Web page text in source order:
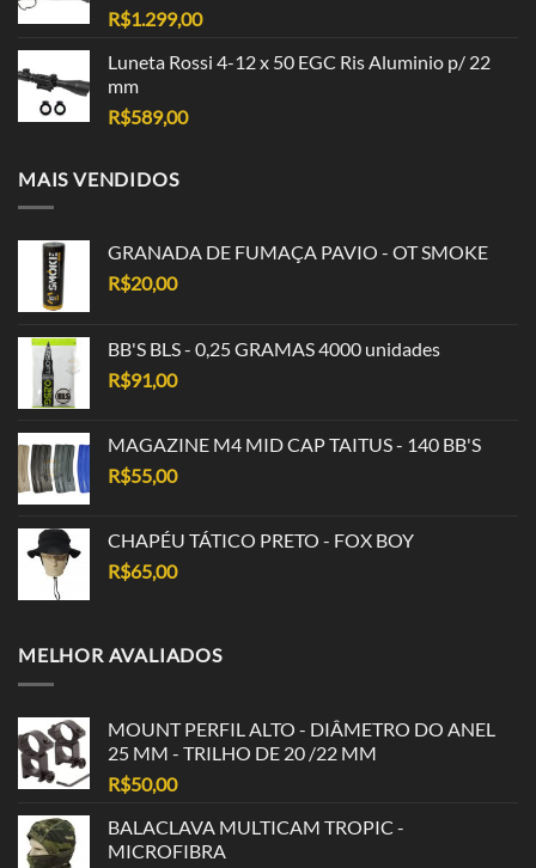
R$1.299,00
Luneta Rossi 4-12 x 50 EGC Ris Aluminio p/ 22
mm
R$589,00
MAIS VENDIDOS
GRANADA DE FUMAÇA PAVIO - OT SMOKE
R$20,00
BB'S BLS - 0,25 GRAMAS 4000 unidades
R$91,00
MAGAZINE M4 MID CAP TAITUS - 140 BB'S
R$55,00
CHAPÉU TÁTICO PRETO - FOX BOY
R$65,00
MELHOR AVALIADOS
MOUNT PERFIL ALTO - DIÂMETRO DO ANEL
25 MM - TRILHO DE 20 /22 MM
R$50,00
BALACLAVA MULTICAM TROPIC -
MICROFIBRA